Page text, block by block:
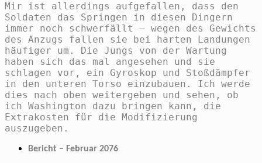
Mir ist allerdings aufgefallen, dass den
Soldaten das Springen in diesen Dingern
immer noch schwerfällt – wegen des Gewichts
des Anzugs fallen sie bei harten Landungen
häufiger um. Die Jungs von der Wartung
haben sich das mal angesehen und sie
schlagen vor, ein Gyroskop und Stoßdämpfer
in den unteren Torso einzubauen. Ich werde
dies nach oben weitergeben und sehen, ob
ich Washington dazu bringen kann, die
Extrakosten für die Modifizierung
auszugeben.
Bericht – Februar 2076